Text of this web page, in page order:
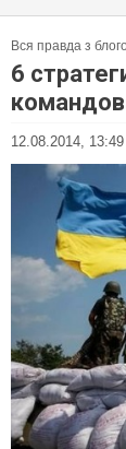
Вся правда з
6
12.08.2014, 13:49